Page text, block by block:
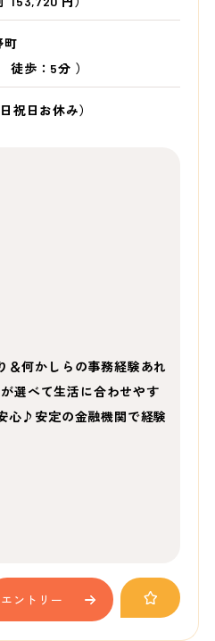
町
徒歩：5分 ）
祝日お休み）
何かしらの事務経験あれ
選べて生活に合わせやす
心♪安定の金融機関で経験
エントリー